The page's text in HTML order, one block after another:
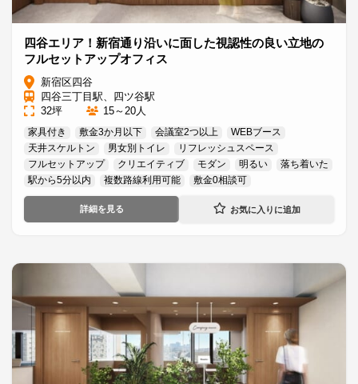
四谷エリア！新宿通り沿いに面した視認性の良い立地の
フルセットアップオフィス
新宿区四谷
四谷三丁目駅、四ツ谷駅
32坪
15～20人
家具付き 敷金3か月以下 会議室2つ以上
WEBブース
天井スケルトン
男女別トイレ
リフレッシュスペース
フルセットアップ
クリエイティブ モダン 明るい
落ち着いた
駅から5分以内
複数路線利用可能 敷金0相談可
詳細を見る